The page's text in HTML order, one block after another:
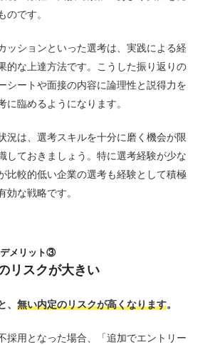
のです。
ッションといった選考は、実践による経
的な上達方法です。こうした振り返りの
シートや面接の内容に論理性と説得力を
に臨めるようになります。
況は、選考スキルを十分に磨く機会が限
しておきましょう。特に選考経験が少な
比較的低い企業の選考も経験として積極
効な戦略です。
デメリット③
リスクが大きい
、 無い内定のリスクが高くなります。
採用となった場合、「追加でエントリー